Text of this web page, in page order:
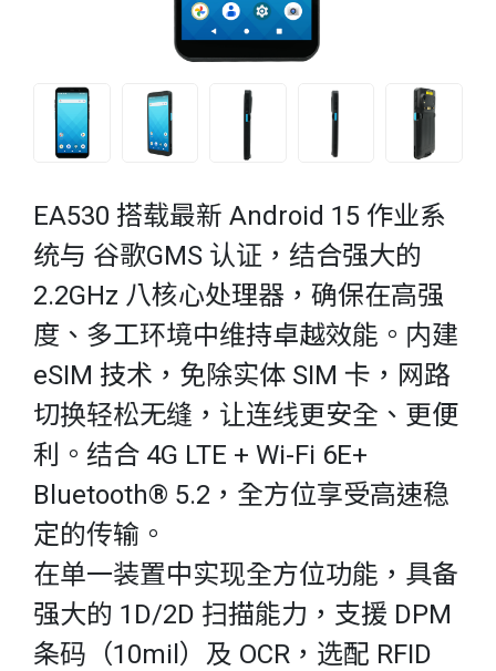
EA530 搭载最新 Android 15 作业系
统与 谷歌GMS 认证，结合强大的
2.2GHz 八核心处理器，确保在高强
度、多工环境中维持卓越效能。内建
eSIM 技术，免除实体 SIM 卡，网路
切换轻松无缝，让连线更安全、更便
利。结合 4G LTE + Wi-Fi 6E+
Bluetooth® 5.2，全方位享受高速稳
定的传输。
在单一装置中实现全方位功能，具备
强大的 1D/2D 扫描能力，支援 DPM
条码（10mil）及 OCR，选配 RFID